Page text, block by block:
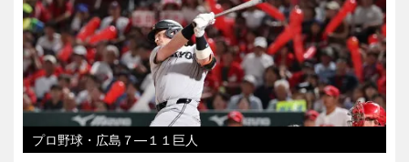
プロ野球・広島７―１１巨人